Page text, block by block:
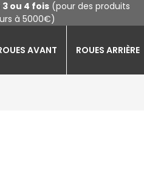
3 ou 4 fois (pour des produits
à 5000€)
AVANT ROUES ARRIÈRE